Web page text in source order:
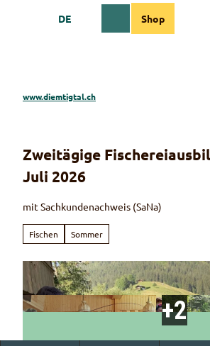
Informationen
DE Shop
www.diemtigtal.ch
Zweitägige
Juli 2026
mit Sachkundenachweis (SaNa)
Fischen Sommer